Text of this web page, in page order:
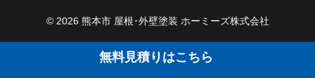
© 2026 熊本市 屋根･外壁塗装 ホーミーズ株式会社
無料見積りはこちら